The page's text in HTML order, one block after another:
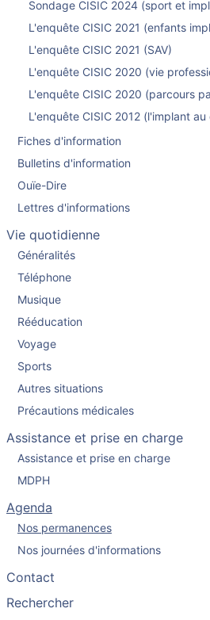
Sondage CISIC 2024 (sport et
L'enquête CISIC 2021 (enfants
L'enquête CISIC 2021 (SAV)
L'enquête CISIC 2020 (vie
L'enquête CISIC 2020 (parcours
L'enquête CISIC 2012 (l'implant
Fiches d'information
Bulletins d'information
Ouïe-Dire
Lettres d'informations
Vie quotidienne
Généralités
Téléphone
Musique
Rééducation
Voyage
Sports
Autres situations
Précautions médicales
Assistance et prise en charge
Assistance et prise en charge
MDPH
Agenda
Nos permanences
Nos journées d'informations
Contact
Rechercher